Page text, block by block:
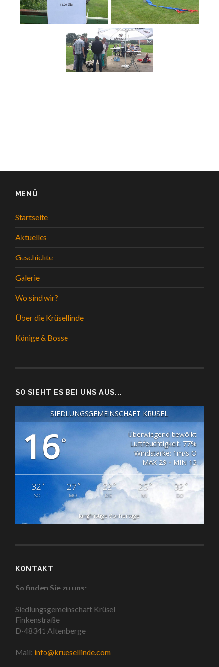
MENÜ
Startseite
Aktuelles
Geschichte
Galerie
Wo sind wir?
Über die Krüsellinde
Könige & Bosse
SO SIEHT ES BEI UNS AUS...
SIEDLUNGSGEMEINSCHAFT KRÜSEL
16°
Überwiegend bewölkt
Luftfeuchtigkeit: 77%
Windstärke: 1m/s O
MAX 29 • MIN 13
32 °
SO
27°
MO
22°
DIE
25°
MI
32 °
DO
langfristige Vorhersage
KONTAKT
So finden Sie zu uns:
Siedlungsgemeinschaft Krüsel
Finkenstraße
D-48341 Altenberge
Mail: info@kruesellinde.com